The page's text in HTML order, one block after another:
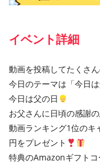
イベント詳細
動画を投稿してたくさ
今日のテーマは「今日
今日は父の日
お父さんに日頃の感謝
動画ランキング1位の
円をプレゼント
特典のAmazonギフト